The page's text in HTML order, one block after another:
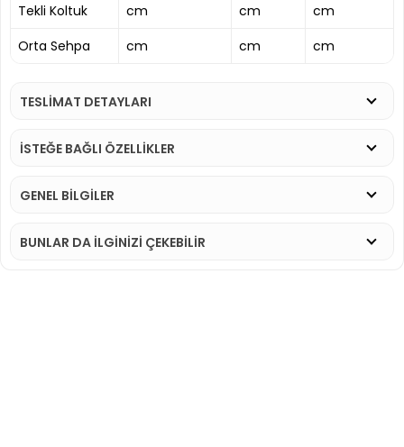
Tekli Koltuk
cm cm
cm
Orta Sehpa
cm cm cm
TESLİMAT DETAYLARI
İSTEĞE BAĞLI ÖZELLİKLER
GENEL BİLGİLER
BUNLAR DA İLGINIZI ÇEKEBILIR